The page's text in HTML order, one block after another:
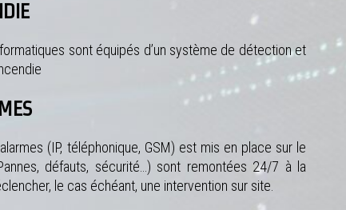
sont équipés d’un système de détection et
(IP, téléphonique, GSM) est mis en place sur le
défauts, sécurité…) sont remontées 24/7 à la
le cas échéant, une intervention sur site.